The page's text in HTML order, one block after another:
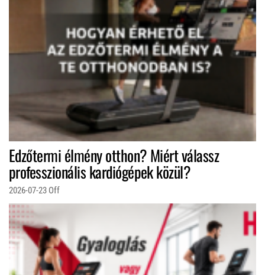
Edzőtermi élmény otthon? Miért válassz
professzionális kardiógépek közül?
2026-07-23 Off